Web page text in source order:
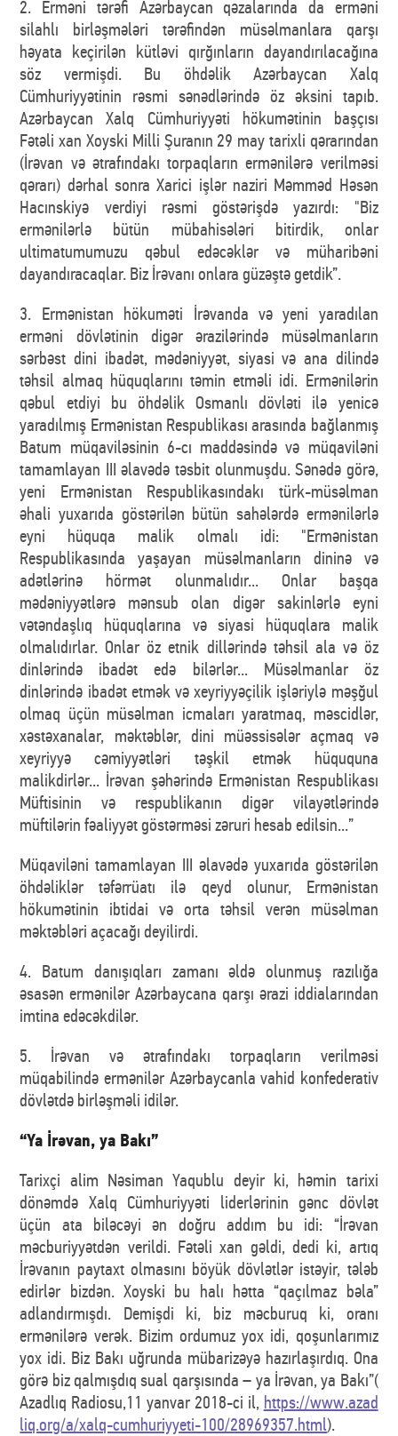
2. Erməni tərəfi Azərbaycan qəzalarında da erməni
silahlı birləşmələri tərəfindən müsəlmanlara qarşı
həyata keçirilən kütləvi qırğınların dayandırılacağına
söz vermişdi. Bu öhdəlik Azərbaycan Xalq
Cümhuriyyətinin rəsmi sənədlərində öz əksini tapıb.
Azərbaycan Xalq Cümhuriyyəti hökumətinin başçısı
Fətəli xan Xoyski Milli Şuranın 29 may tarixli qərarından
(İrəvan və ətrafındakı torpaqların ermənilərə verilməsi
qərarı) dərhal sonra Xarici işlər naziri Məmməd Həsən
Hacınskiyə verdiyi rəsmi göstərişdə yazırdı: "Biz
ermənilərlə bütün mübahisələri bitirdik, onlar
ultimatumumuzu qəbul edəcəklər və müharibəni
dayandıracaqlar. Biz İrəvanı onlara güzəştə getdik”.
3. Ermənistan hökuməti İrəvanda və yeni yaradılan
erməni dövlətinin digər ərazilərində müsəlmanların
sərbəst dini ibadət, mədəniyyət, siyasi və ana dilində
təhsil almaq hüquqlarını təmin etməli idi. Ermənilərin
qəbul etdiyi bu öhdəlik Osmanlı dövləti ilə yenicə
yaradılmış Ermənistan Respublikası arasında bağlanmış
Batum müqaviləsinin 6-cı maddəsində və müqaviləni
tamamlayan III əlavədə təsbit olunmuşdu. Sənədə görə,
yeni Ermənistan Respublikasındakı türk-müsəlman
əhali yuxarıda göstərilən bütün sahələrdə ermənilərlə
eyni hüquqa malik olmalı idi: "Ermənistan
Respublikasında yaşayan müsəlmanların dininə və
adətlərinə hörmət olunmalıdır... Onlar başqa
mədəniyyətlərə mənsub olan digər sakinlərlə eyni
vətəndaşlıq hüquqlarına və siyasi hüquqlara malik
olmalıdırlar. Onlar öz etnik dillərində təhsil ala və öz
dinlərində ibadət edə bilərlər... Müsəlmanlar öz
dinlərində ibadət etmək və xeyriyyəçilik işləriylə məşğul
olmaq üçün müsəlman icmaları yaratmaq, məscidlər,
xəstəxanalar, məktəblər, dini müəssisələr açmaq və
xeyriyyə cəmiyyətləri təşkil etmək hüququna
malikdirlər... İrəvan şəhərində Ermənistan Respublikası
Müftisinin və respublikanın digər vilayətlərində
müftilərin fəaliyyət göstərməsi zəruri hesab edilsin...”
Müqaviləni tamamlayan III əlavədə yuxarıda göstərilən
öhdəliklər təfərrüatı ilə qeyd olunur, Ermənistan
hökumətinin ibtidai və orta təhsil verən müsəlman
məktəbləri açacağı deyilirdi.
4. Batum danışıqları zamanı əldə olunmuş razılığa
əsasən ermənilər Azərbaycana qarşı ərazi iddialarından
imtina edəcəkdilər.
5. İrəvan və ətrafındakı torpaqların verilməsi
müqabilində ermənilər Azərbaycanla vahid konfederativ
dövlətdə birləşməli idilər.
“Ya İrəvan, ya Bakı”
Tarixçi alim Nəsiman Yaqublu deyir ki, həmin tarixi
dönəmdə Xalq Cümhuriyyəti liderlərinin gənc dövlət
üçün ata biləcəyi ən doğru addım bu idi: “İrəvan
məcburiyyətdən verildi. Fətəli xan gəldi, dedi ki, artıq
İrəvanın paytaxt olmasını böyük dövlətlər istəyir, tələb
edirlər bizdən. Xoyski bu halı hətta “qaçılmaz bəla”
adlandırmışdı. Demişdi ki, biz məcburuq ki, oranı
ermənilərə verək. Bizim ordumuz yox idi, qoşunlarımız
yox idi. Biz Bakı uğrunda mübarizəyə hazırlaşırdıq. Ona
görə biz qalmışdıq sual qarşısında – ya İrəvan, ya Bakı”(
Azadlıq Radiosu,11 yanvar 2018-ci il, https://www.azad
liq.org/a/xalq-cumhuriyyeti-100/28969357.html).